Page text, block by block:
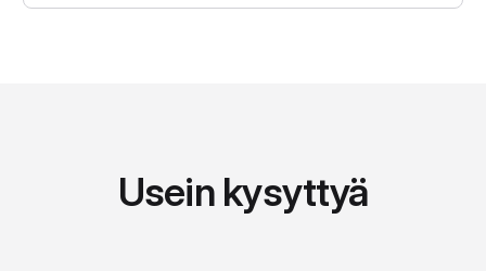
Usein kysyttyä